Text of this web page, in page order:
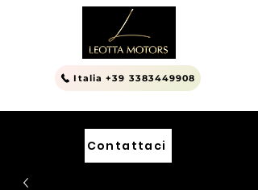
Italia +39 3383449908
Contattaci